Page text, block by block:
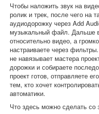
Чтобы наложить звук на
ролик и трек, после чего на
аудиодорожку через Add
музыкальный файл. Дальше
относительно видео, а
настраиваете через
не навязывает мастера
дорожки и собираете
проект готов, отправляете
тем, кто хочет
автоматики.
Что здесь можно сделать со